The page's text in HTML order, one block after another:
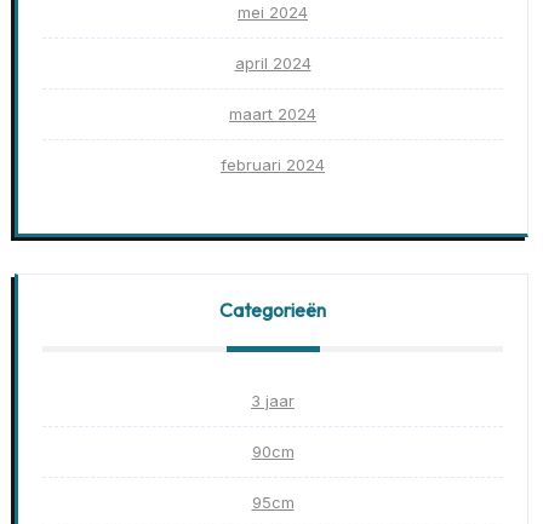
mei 2024
april 2024
maart 2024
februari 2024
Categorieën
3 jaar
90cm
95cm